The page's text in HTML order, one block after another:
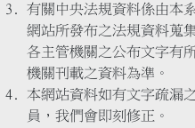
有關中央法規資料係由本
網站所發布之法規資料蒐
各主管機關之公布文字有
機關刊載之資料為準。
本網站資料如有文字疏漏
員，我們會即刻修正。